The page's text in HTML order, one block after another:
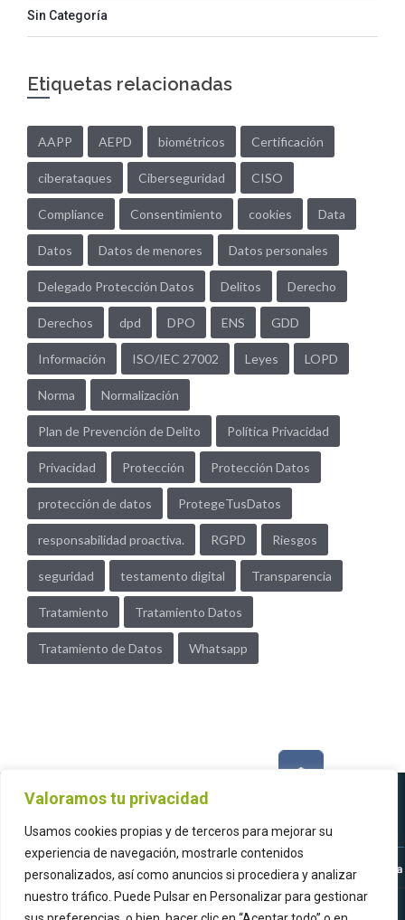
Valoramos tu privacidad
Usamos cookies propias y de terceros para mejorar su
experiencia de navegación, mostrarle contenidos
personalizados, así como anuncios si procediera y analizar
nuestro tráfico. Puede Pulsar en Personalizar para gestionar
Sin Categoría
Etiquetas relacionadas
AAPP AEPD biométricos Certificación
ciberataques Ciberseguridad CISO
Compliance Consentimiento cookies Data
Datos Datos de menores Datos personales
Delegado Protección Datos Delitos Derecho
Derechos dpd DPO ENS GDD
Información ISO/IEC 27002 Leyes LOPD
Norma Normalización
Plan de Prevención de Delito Política Privacidad
Privacidad Protección Protección Datos
protección de datos ProtegeTusDatos
responsabilidad proactiva. RGPD Riesgos
seguridad testamento digital Transparencia
Tratamiento Tratamiento Datos
Tratamiento de Datos Whatsapp